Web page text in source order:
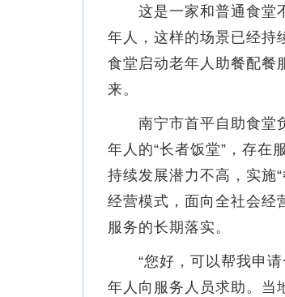
这是一家和普通食堂不
年人，这样的场景已经持
食堂启动老年人助餐配餐
来。
南宁市首平自助食堂负
年人的“长者饭堂”，存在
持续发展潜力不高，实施
经营模式，面向全社会经
服务的长期落实。
“您好，可以帮我申请
年人向服务人员求助。当